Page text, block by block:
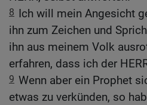
8 Ich will mein Angesicht
ihn zum Zeichen und
ihn aus meinem Volk
erfahren, dass ich der
9 Wenn aber ein Prophet
etwas zu verkünden, so